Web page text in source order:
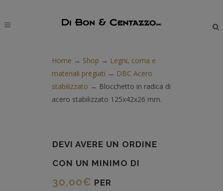
Home → Shop → Legni, corna e
materiali pregiati → DBC Acero
stabilizzato → Blocchetto in radica di
acero stabilizzato 125x42x26 mm.
DEVI AVERE UN ORDINE
CON UN MINIMO DI
30,00€ PER